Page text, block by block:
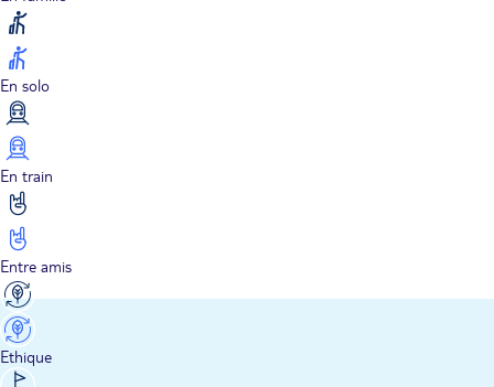
En solo
En train
Entre amis
Ethique